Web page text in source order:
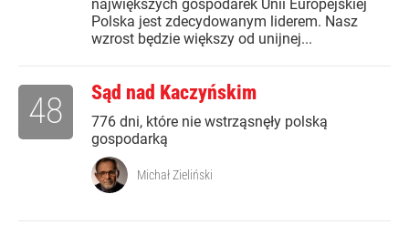
największych gospodarek Unii Europejskiej
Polska jest zdecydowanym liderem. Nasz
wzrost będzie większy od unijnej...
Sąd nad Kaczyńskim
776 dni, które nie wstrząsnęły polską
gospodarką
48
Michał Zieliński